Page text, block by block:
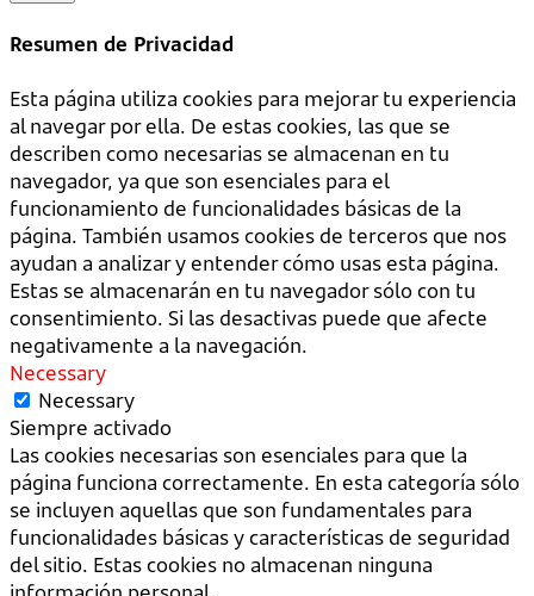
Resumen de Privacidad
Esta página utiliza cookies para mejorar tu experiencia
al navegar por ella. De estas cookies, las que se
describen como necesarias se almacenan en tu
navegador, ya que son esenciales para el
funcionamiento de funcionalidades básicas de la
página. También usamos cookies de terceros que nos
ayudan a analizar y entender cómo usas esta página.
Estas se almacenarán en tu navegador sólo con tu
consentimiento. Si las desactivas puede que afecte
negativamente a la navegación.
Necessary
Necessary
Siempre activado
Las cookies necesarias son esenciales para que la
página funciona correctamente. En esta categoría sólo
se incluyen aquellas que son fundamentales para
funcionalidades básicas y características de seguridad
del sitio. Estas cookies no almacenan ninguna